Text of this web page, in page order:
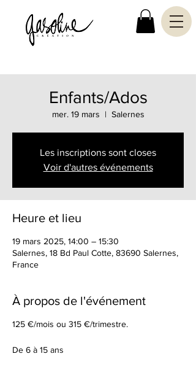
Enfants/Ados
mer. 19 mars
  |
Salernes
Les inscriptions sont closes
Voir d'autres événements
Heure et lieu
19 mars 2025, 14:00 – 15:30
Salernes, 18 Bd Paul Cotte, 83690 Salernes,
France
À propos de l'événement
125 €/mois ou 315 €/trimestre.
De 6 à 15 ans